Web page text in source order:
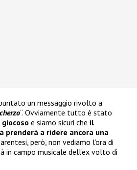
un messaggio rivolto a
“. Ovviamente tutto è stato
e siamo sicuri che il
prenderà a ridere ancora una
però, non vediamo l’ora di
campo musicale dell’ex volto di